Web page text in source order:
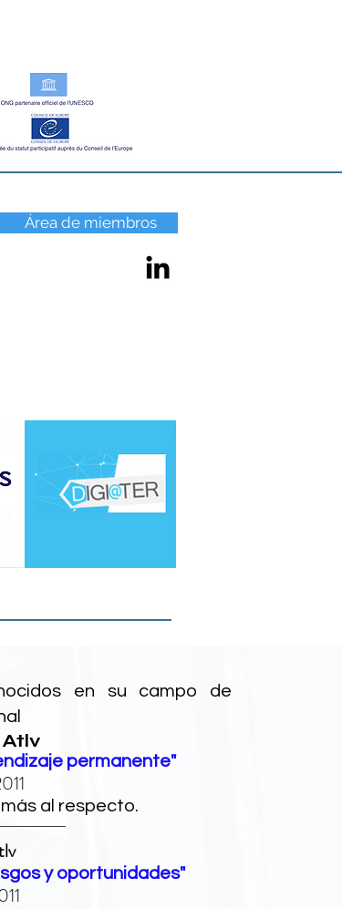
en su campo de
permanente"
al respecto.
y oportunidades"
Área de miembros